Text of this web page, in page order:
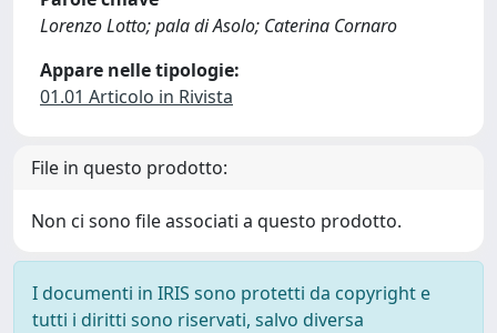
Lorenzo Lotto; pala di Asolo; Caterina Cornaro
Appare nelle tipologie:
01.01 Articolo in Rivista
File in questo prodotto:
Non ci sono file associati a questo prodotto.
I documenti in IRIS sono protetti da copyright e
tutti i diritti sono riservati, salvo diversa